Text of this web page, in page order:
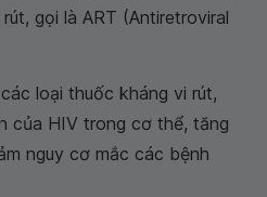
gọi là ART (Antiretroviral
loại thuốc kháng vi rút,
của HIV trong cơ thể, tăng
nguy cơ mắc các bệnh